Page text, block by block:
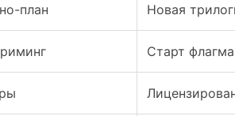
план Новая
Старт